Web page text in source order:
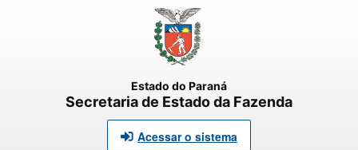
Estado do Paraná
Secretaria de Estado da Fazenda
Acessar o sistema